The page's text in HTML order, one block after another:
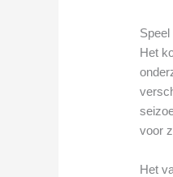
Het
voor
Het